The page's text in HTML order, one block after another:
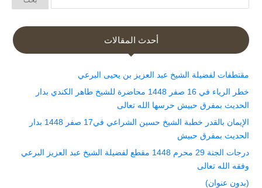
أحدث المقالات
مقتطفات لفضيلة الشيخ عبد العزيز بن يحيى البرعي
خطر الرياء في 16 صفر 1448 محاضرة للشيخ طاهر الكندي بدار
الحديث بمفرق حبيش حرسها الله تعالى
الإيمان بالقدر خطبة الشيخ حسين الشراعي في17 صفر 1448 بدار
الحديث بمفرق حبيش
درجات الجنة 29 محرم 1448 مقطع لفضيلة الشيخ عبد العزيز البرعي
وفقه الله تعالى
(بدون عنوان)